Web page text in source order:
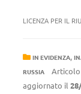
LICENZA PER IL
IN EVIDENZA,
RUSSIA Articolo
aggiornato il